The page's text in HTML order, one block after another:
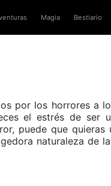
Magia Bestiario
por los horrores a
el estrés de ser
puede que quieras
naturaleza de